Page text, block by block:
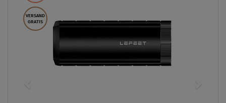
VERSAND
GRATIS